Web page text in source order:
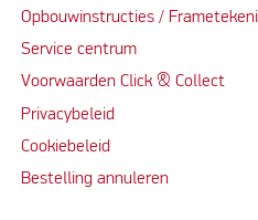
Opbouwinstructies /
Service centrum
Voorwaarden Click & Collect
Privacybeleid
Cookiebeleid
Bestelling annuleren